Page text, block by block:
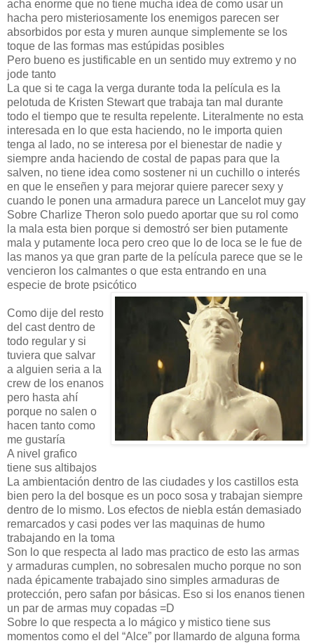
acha enorme que no tiene mucha idea de como usar un
hacha pero misteriosamente los enemigos parecen ser
absorbidos por esta y muren aunque simplemente se los
toque de las formas mas estúpidas posibles
Pero bueno es justificable en un sentido muy extremo y no
jode tanto
La que si te caga la verga durante toda la película es la
pelotuda de Kristen Stewart que trabaja tan mal durante
todo el tiempo que te resulta repelente. Literalmente no esta
interesada en lo que esta haciendo, no le importa quien
tenga al lado, no se interesa por el bienestar de nadie y
siempre anda haciendo de costal de papas para que la
salven, no tiene idea como sostener ni un cuchillo o interés
en que le enseñen y para mejorar quiere parecer sexy y
cuando le ponen una armadura parece un Lancelot muy gay
Sobre Charlize Theron solo puedo aportar que su rol como
la mala esta bien porque si demostró ser bien putamente
mala y putamente loca pero creo que lo de loca se le fue de
las manos ya que gran parte de la película parece que se le
vencieron los calmantes o que esta entrando en una
especie de brote psicótico
Como dije del resto
del cast dentro de
todo regular y si
tuviera que salvar
a alguien seria a la
crew de los enanos
pero hasta ahí
porque no salen o
hacen tanto como
me gustaría
A nivel grafico
tiene sus altibajos
La ambientación dentro de las ciudades y los castillos esta
bien pero la del bosque es un poco sosa y trabajan siempre
dentro de lo mismo. Los efectos de niebla están demasiado
remarcados y casi podes ver las maquinas de humo
trabajando en la toma
Son lo que respecta al lado mas practico de esto las armas
y armaduras cumplen, no sobresalen mucho porque no son
nada épicamente trabajado sino simples armaduras de
protección, pero safan por básicas. Eso si los enanos tienen
un par de armas muy copadas =D
Sobre lo que respecta a lo mágico y mistico tiene sus
momentos como el del “Alce” por llamardo de alguna forma